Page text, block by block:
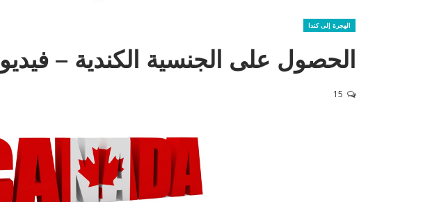
الهجرة إلى كندا
الحصول على الجنسية الكندية – فيديو